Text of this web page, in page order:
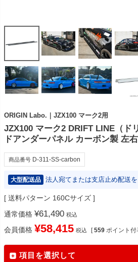
ORIGIN Labo.｜JZX100 マーク2用
JZX100 マーク2 DRIFT LINE（ド
ドアンダーパネル カーボン製 左
商品番号 D-311-SS-carbon
大型配送品 法人宛てまたは支店止め配送
送料パターン 160Cサイズ
通常価格 ¥61,490 税込
会員価格 ¥58,415 税込 [ 559 ポイント付
項目を選択して